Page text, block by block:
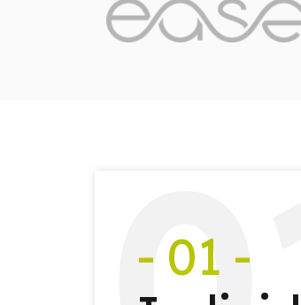
- 01 -